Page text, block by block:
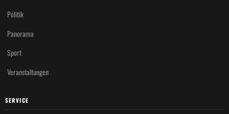
Politik
Panorama
Sport
Veranstaltungen
SERVICE